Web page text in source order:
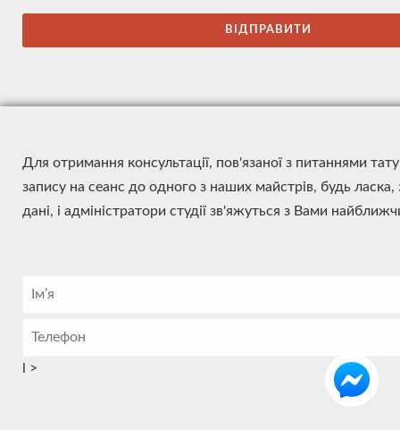
Для отримання консультації, пов'язаної з питаннями
запису на сеанс до одного з наших майстрів, будь ласка,
дані, і адміністратори студії зв'яжуться з Вами
>